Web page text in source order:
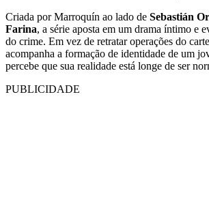
Criada por Marroquín ao lado de Sebastián
Farina, a série aposta em um drama íntimo e
do crime. Em vez de retratar operações do
acompanha a formação de identidade de um
percebe que sua realidade está longe de ser
PUBLICIDADE